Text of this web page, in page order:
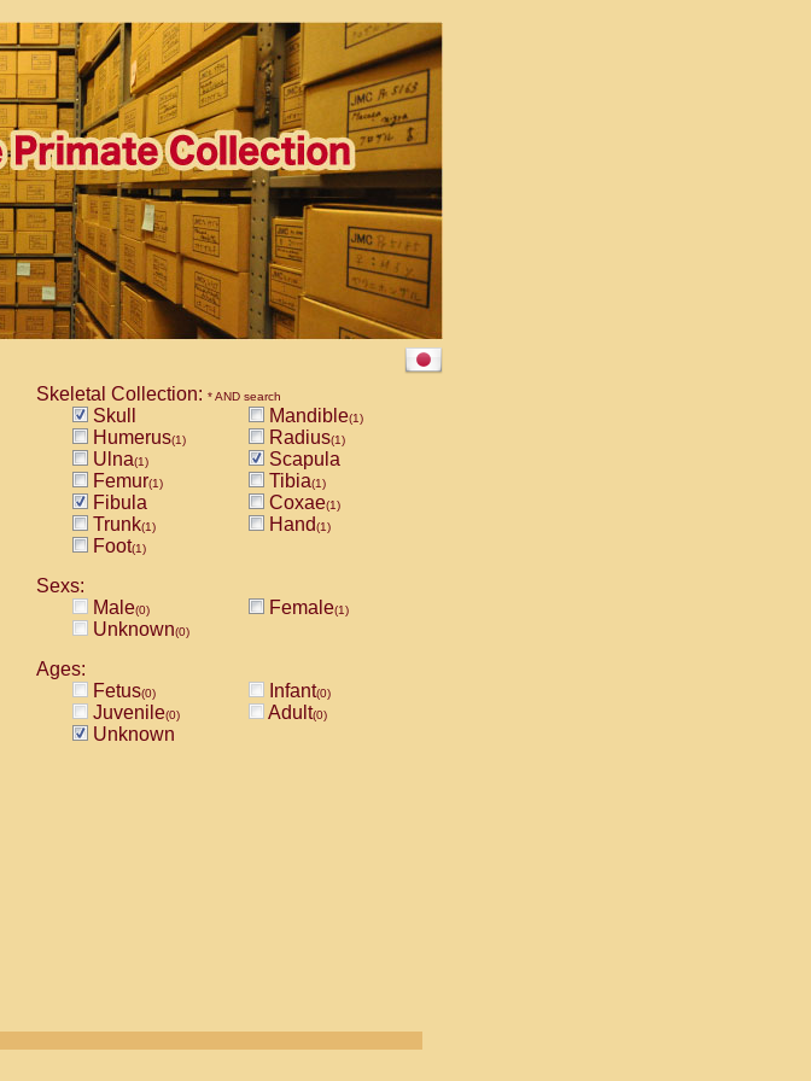
Skeletal Collection: * AND search
Skull Mandible(1)
Humerus(1) Radius(1)
Ulna(1)
Scapula
Femur(1) Tibia(1)
Fibula Coxae(1)
Trunk(1) Hand(1)
Foot(1)
Sexs:
Male(0) Female(1)
Unknown(0)
Ages:
Fetus(0) Infant(0)
Juvenile(0) Adult(0)
Unknown